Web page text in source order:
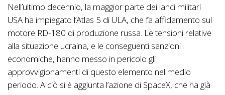
Nell’ultimo decennio, la maggior parte dei lanci militari
USA ha impiegato l’Atlas 5 di ULA, che fa affidamento sul
motore RD-180 di produzione russa. Le tensioni relative
alla situazione ucraina, e le conseguenti sanzioni
economiche, hanno messo in pericolo gli
approvvigionamenti di questo elemento nel medio
periodo. A ciò si è aggiunta l’azione di SpaceX, che ha già